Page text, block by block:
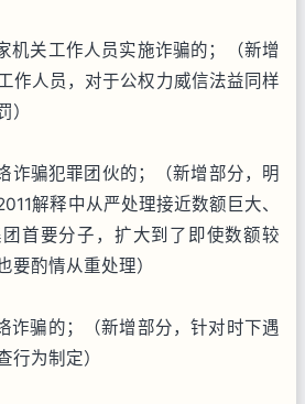
机关工作人员实施诈骗的；（新增
作人员，对于公权力威信法益同样
）
诈骗犯罪团伙的；（新增部分，明
解释中从严处理接近数额巨大、
首要分子，扩大到了即使数额较
要酌情从重处理）
诈骗的；（新增部分，针对时下遇
行为制定）